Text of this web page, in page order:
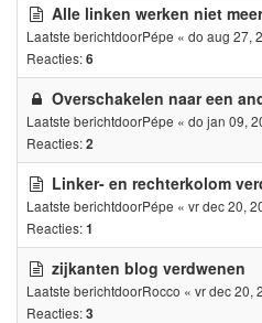
Alle linken werken niet
Laatste berichtdoorPépe « do aug 27,
Reacties:6
Overschakelen naar een
Laatste berichtdoorPépe « do jan 09,
Reacties:2
Linker- en rechterkolom
Laatste berichtdoorPépe « vr dec 20,
Reacties:1
zijkanten blog verdwenen
Laatste berichtdoorRocco « vr dec 20,
Reacties:3